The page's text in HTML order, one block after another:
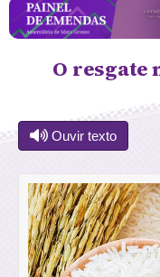
O resgate
Ouvir texto